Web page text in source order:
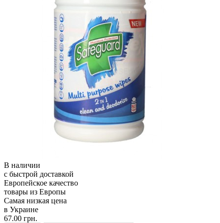
В наличии
с быстрой доставкой
Европейское качество
товары из Европы
Самая низкая цена
в Украине
67.00 грн.